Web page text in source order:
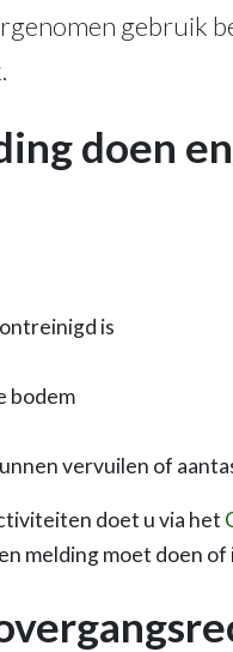
gebruik
doen
is
bodem
vervuilen of
doet u via het
melding moet doen